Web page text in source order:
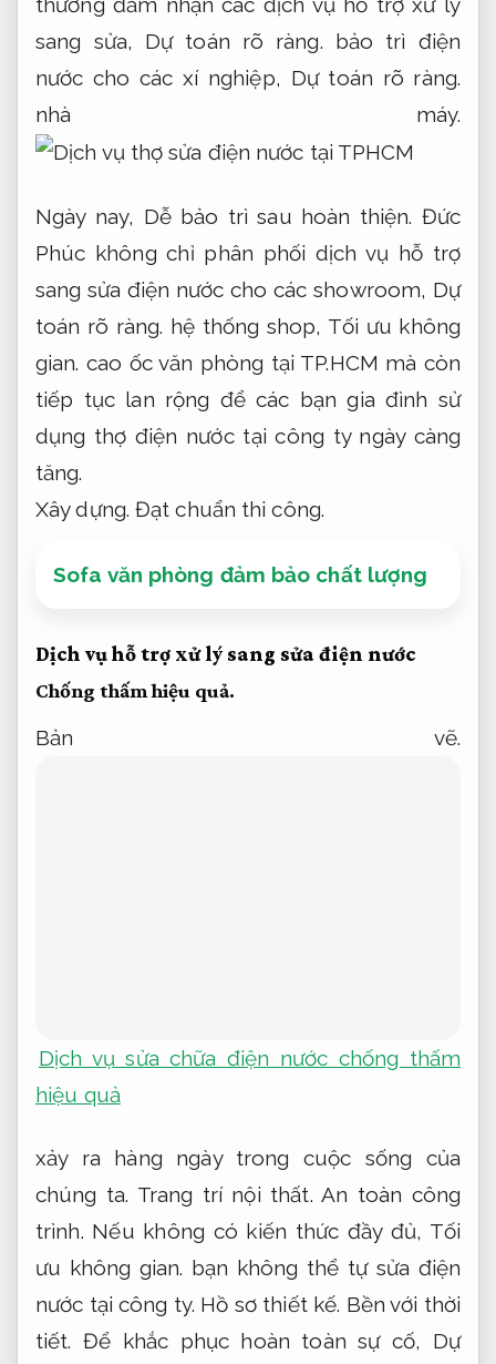
sang sửa, Dự toán rõ ràng. bảo trì điện
nước cho các xí nghiệp, Dự toán rõ ràng.
nhà máy.
Ngày nay, Dễ bảo trì sau hoàn thiện. Đức
Phúc không chỉ phân phối dịch vụ hỗ trợ
sang sửa điện nước cho các showroom, Dự
toán rõ ràng. hệ thống shop, Tối ưu không
gian. cao ốc văn phòng tại TP.HCM mà còn
tiếp tục lan rộng để các bạn gia đình sử
dụng thợ điện nước tại công ty ngày càng
tăng.
Xây dựng. Đạt chuẩn thi công.
Sofa văn phòng đảm bảo chất lượng
Dịch vụ hỗ trợ xử lý sang sửa điện nước
Chống thấm hiệu quả.
Bản vẽ.
Dịch vụ sửa chữa điện nước chống thấm
hiệu quả
xảy ra hàng ngày trong cuộc sống của
chúng ta. Trang trí nội thất. An toàn công
trình. Nếu không có kiến ​​thức đầy đủ, Tối
ưu không gian. bạn không thể tự sửa điện
nước tại công ty. Hồ sơ thiết kế. Bền với thời
tiết. Để khắc phục hoàn toàn sự cố, Dự